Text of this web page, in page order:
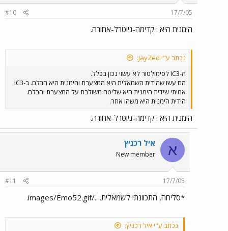
17/7/05
#10
הימנית היא : קדימה-ניוטרל-אחורה.
נכתב ע"י JayZed:
ה-IC3 לסימולטור לא עשוי נכון בכלל.
הם עשו שהידית השמאלית היא המצערת והימנית היא הבלם. ב-IC3
אמיתי שידית הימנית היא שליטה משולבת על המצערת והבלם.
הידית הימנית היא משהו אחר.
הימנית היא : קדימה-ניוטרל-אחורה.
א איל רכניץ
New member
17/7/05
#11
*סליחה, התכוונתי לשמאלית. ../images/Emo52.gif.
נכתב ע"י איל רכניץ: